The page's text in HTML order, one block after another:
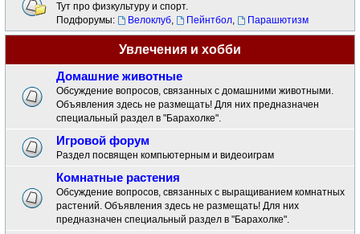
Тут про физкультуру и спорт.
Подфорумы:
Велоклуб, Пейнтбол, Парашютизм
Увлечения и хобби
Домашние животные
Обсуждение вопросов, связанных с домашними животными.
Объявления здесь не размещать! Для них предназначен
специальный раздел в "Барахолке".
Игровой форум
Раздел посвящен компьютерным и видеоиграм
Комнатные растения
Обсуждение вопросов, связанных с выращиванием комнатных
растений. Объявления здесь не размещать! Для них
предназначен специальный раздел в "Барахолке".